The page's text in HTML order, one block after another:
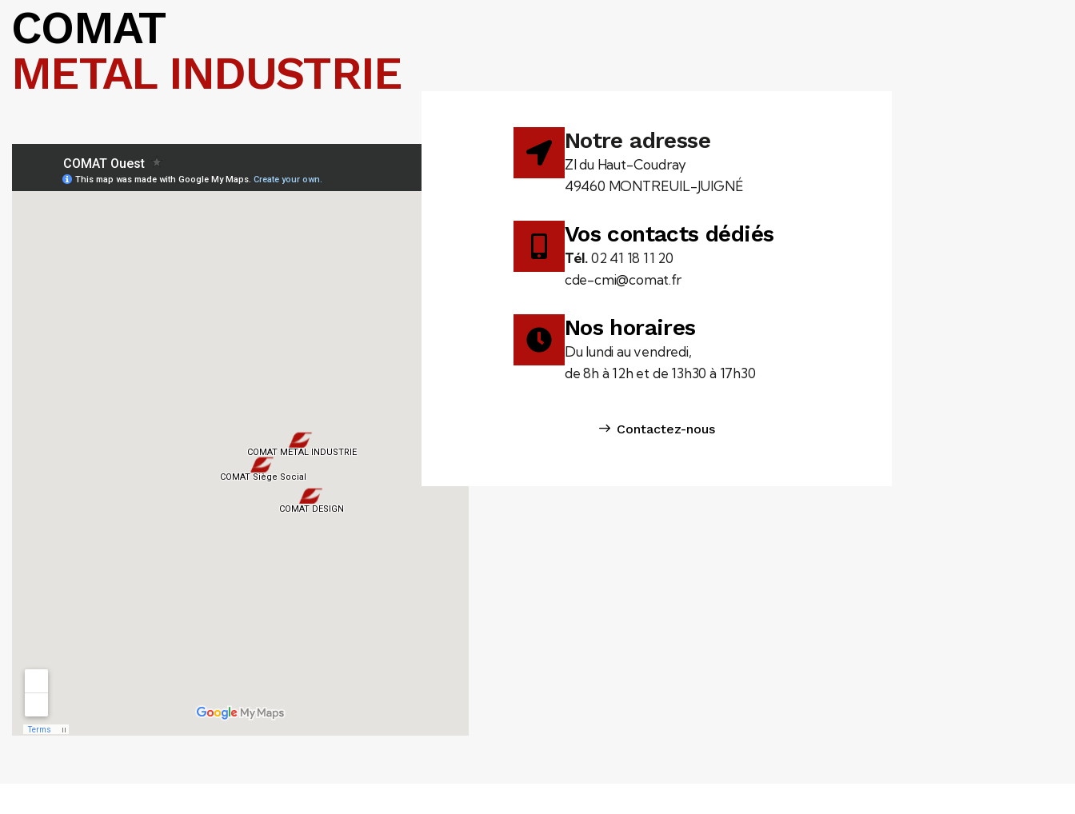
COMAT
METAL INDUSTRIE
Notre adresse
ZI du Haut-Coudray
49460 MONTREUIL-JUIGNÉ
Vos contacts dédiés
Tél.02 41 18 11 20
cde-cmi@comat.fr
Nos horaires
Du lundi au vendredi,
de 8h à 12h et de 13h30 à 17h30
Contactez-nous